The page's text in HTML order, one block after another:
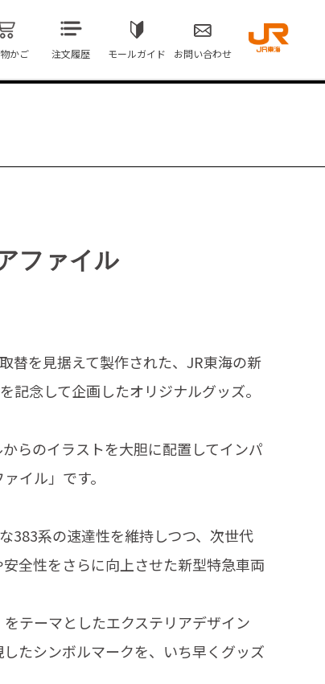
かご 注文履歴 モールガイド お問い合わせ
ファイル
替を見据えて製作された、JR東海の新
記念して企画したオリジナルグッズ。
らのイラストを大胆に配置してインパ
イル」です。
383系の速達性を維持しつつ、次世代
全性をさらに向上させた新型特急車両
テーマとしたエクステリアデザイン
たシンボルマークを、いち早くグッズ